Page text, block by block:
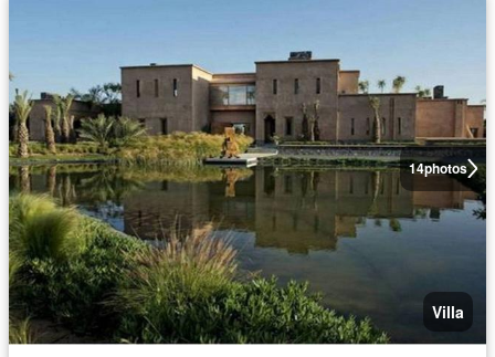
14photos
Villa